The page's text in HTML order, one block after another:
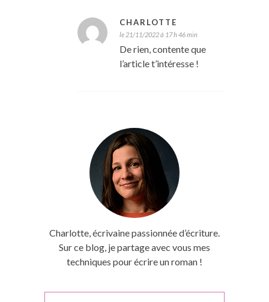
CHARLOTTE
le 21/11/2022 à 17 h 46 min
De rien, contente que
l’article t’intéresse !
Charlotte, écrivaine passionnée d’écriture.
Sur ce blog, je partage avec vous mes
techniques pour écrire un roman !